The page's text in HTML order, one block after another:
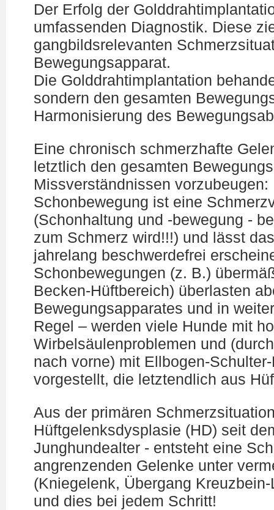
Der Erfolg der
umfassenden Diagnostik. Diese
gangbildsrelevanten
Bewegungsapparat.
Die Golddrahtimplantation
sondern den gesamten
Harmonisierung des
Eine chronisch schmerzhafte
letztlich den gesamten
Missverständnissen
Schonbewegung ist eine
(Schonhaltung und -bewegung -
zum Schmerz wird!!!) und lässt
jahrelang beschwerdefrei
Schonbewegungen (z. B.)
Becken-Hüftbereich) überlasten
Bewegungsapparates und in
Regel – werden viele Hunde mit
Wirbelsäulenproblemen und
nach vorne) mit Ellbogen-
vorgestellt, die letztendlich aus
Aus der primären
Hüftgelenksdysplasie (HD) seit
Junghundealter - entsteht eine
angrenzenden Gelenke unter
(Kniegelenk, Übergang
und dies bei jedem Schritt!